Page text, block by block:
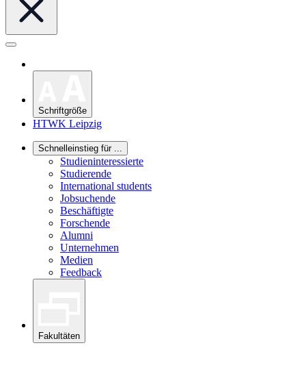
Schriftgröße
HTWK Leipzig
Schnelleinstieg für ...
Studieninteressierte
Studierende
International students
Jobsuchende
Beschäftigte
Forschende
Alumni
Unternehmen
Medien
Feedback
Fakultäten